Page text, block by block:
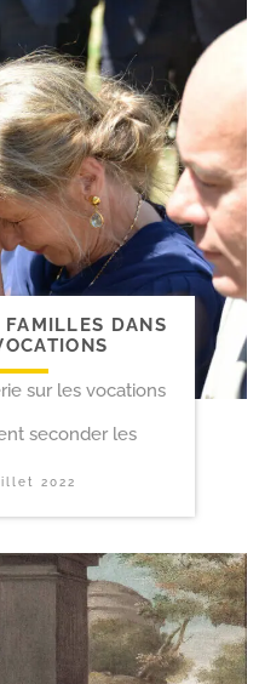
FAMILLES DANS
sur les vocations
seconder les
2022